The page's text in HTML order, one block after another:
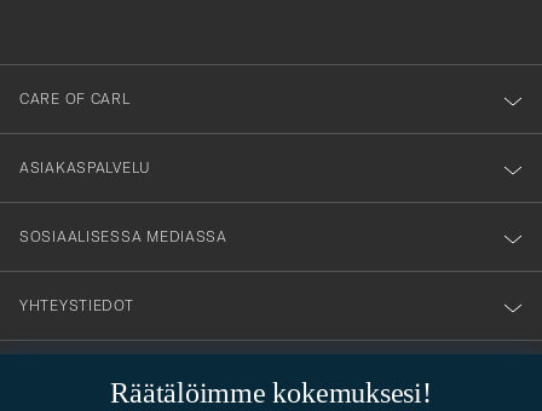
Räätälöimme kokemuksesi!
dig
till
vårt
nyhetsbrev!
CARE OF CARL
ASIAKASPALVELU
SOSIAALISESSA MEDIASSA
YHTEYSTIEDOT
PUKEUTUMISNEUVONTA